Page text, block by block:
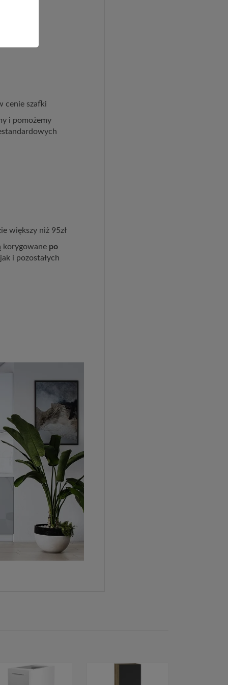
cenie szafki
i pomożemy
większy niż 95zł
korygowane po
i pozostałych